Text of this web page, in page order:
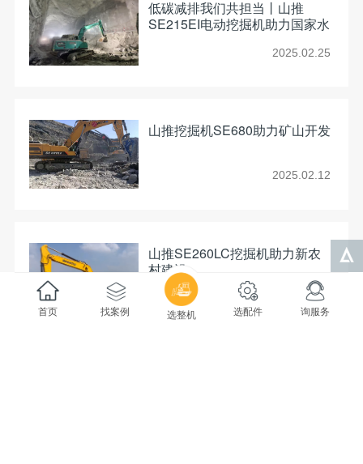
低碳减排我们共担当丨山推
SE215EI电动挖掘机助力国家水
2025.02.25
山推挖掘机SE680助力矿山开发
2025.02.12
山推SE260LC挖掘机助力新农
村建设
2024.12.13
首页 找案例 选整机 选配件 询服务